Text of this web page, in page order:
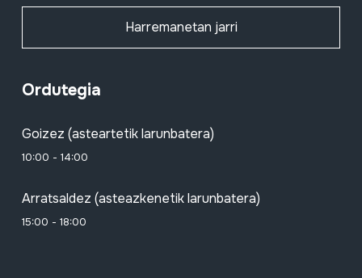
Harremanetan jarri
Ordutegia
Goizez (asteartetik larunbatera)
10:00 - 14:00
Arratsaldez (asteazkenetik larunbatera)
15:00 - 18:00